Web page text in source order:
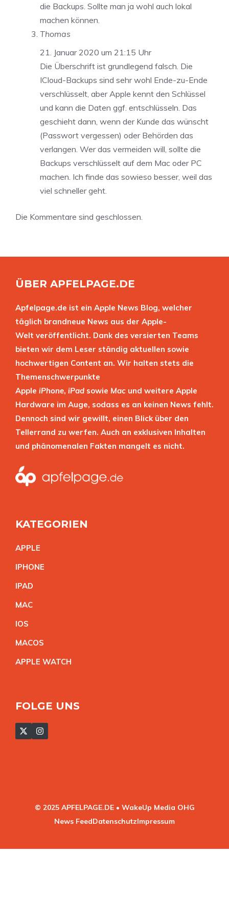
die Backups. Sollte man ja wohl auch lokal
machen können.
Thomas
21. Januar 2020 um 21:15 Uhr
Die Überschrift ist grundlegend falsch. Die
ICloud-Backups sind sehr wohl Ende-zu-Ende
verschlüsselt, aber Apple kennt den Schlüssel
und kann die Daten ggf. entschlüsseln. Das
geschieht dann, wenn der Kunde das wünscht
(Passwort vergessen) oder Behörden das
verlangen. Wer das vermeiden will, sollte die
Backups verschlüsselt auf dem Mac oder PC
machen. Ich finde das sowieso besser, weil das
viel schneller geht.
Die Kommentare sind geschlossen.
ÜBER APFELPAGE.DE
Apfelpage.de ist ein Apple News Blog, welcher
täglich brandneue News aus der Apple-
Welt veröffentlicht. Dank des versierten Teams
bieten wir dem Leser ständig aktuellen sowie
hochwertigen Content an. Wir halten stets die
Themenschwerpunkte
Apple iPhone, iPad sowie Mac und weitere Apple
Hardware im Auge, sodass es an keinen News fehlt.
Dennoch sind wir gewillt, einen Blick über den
Tellerrand zu werfen. Auch an exklusiven Inhalten
und phänomenalen Fakten mangelt es nicht.
KATEGORIEN
APPLE
IPHONE
IPAD
MAC
IOS
MACOS
APPLE WATCH
FOLGE UNS
© 2025 APFELPAGE.DE • WakeUp Media OHG
News FeedDatenschutzImpressum